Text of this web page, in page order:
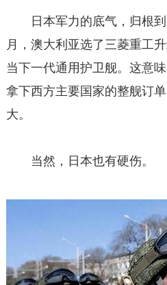
日本军力的底气，归根
月，澳大利亚选了三菱重工
当下一代通用护卫舰。这意
拿下西方主要国家的整舰订
大。
当然，日本也有硬伤。